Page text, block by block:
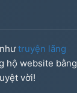
truyện lãng
hộ website bằng
vời!